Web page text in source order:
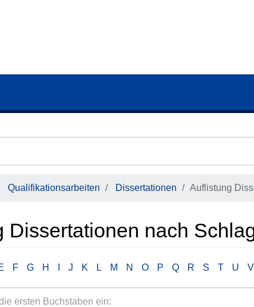
Qualifikationsarbeiten Dissertationen Auflistung
Dissertationen nach
F G H J K L M N O P Q R S T U V